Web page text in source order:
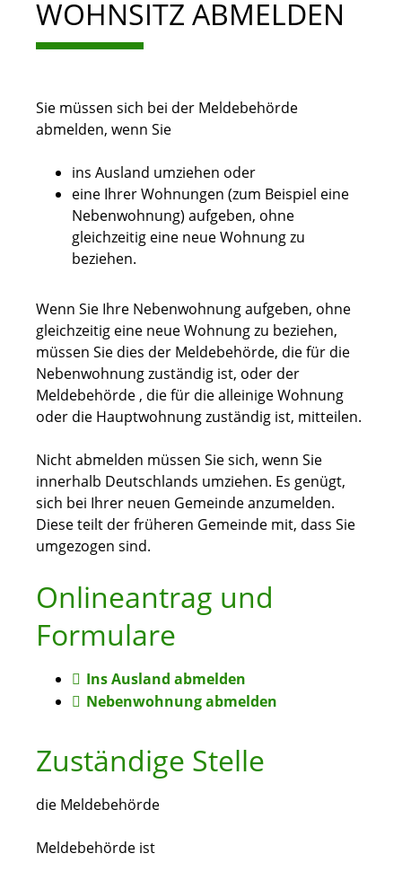
WOHNSITZ ABMELDEN
Sie müssen sich bei der Meldebehörde
abmelden, wenn Sie
ins Ausland umziehen oder
eine Ihrer Wohnungen (zum Beispiel eine
Nebenwohnung) aufgeben, ohne
gleichzeitig eine neue Wohnung zu
beziehen.
Wenn Sie Ihre Nebenwohnung aufgeben, ohne
gleichzeitig eine neue Wohnung zu beziehen,
müssen Sie dies der Meldebehörde, die für die
Nebenwohnung zuständig ist, oder der
Meldebehörde , die für die alleinige Wohnung
oder die Hauptwohnung zuständig ist, mitteilen.
Nicht abmelden müssen Sie sich, wenn Sie
innerhalb Deutschlands umziehen. Es genügt,
sich bei Ihrer neuen Gemeinde anzumelden.
Diese teilt der früheren Gemeinde mit, dass Sie
umgezogen sind.
Onlineantrag und
Formulare
Ins Ausland abmelden
Nebenwohnung abmelden
Zuständige Stelle
die Meldebehörde
Meldebehörde ist